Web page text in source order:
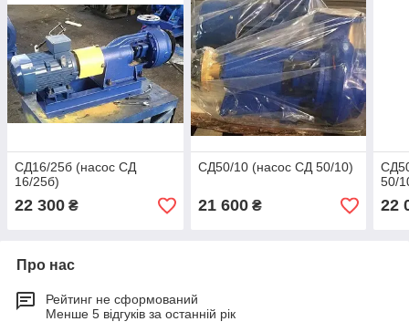
СД16/25б (насос СД
16/25б)
22 300 ₴
СД50/10 (насос СД 50/10)
21 600₴
50/
22
Про нас
Рейтинг не сформований
Менше 5 відгуків за останній рік